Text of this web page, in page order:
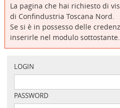
La pagina che hai richiesto di
di Confindustria Toscana Nord.
Se si è in possesso delle
inserirle nel modulo sottostante.
LOGIN
PASSWORD